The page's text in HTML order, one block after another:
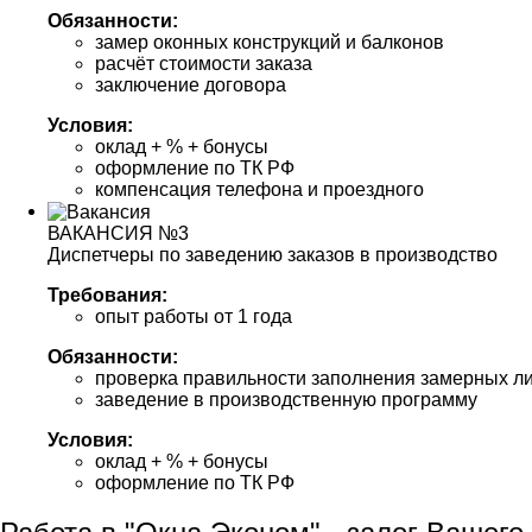
Обязанности:
замер оконных конструкций и балконов
расчёт стоимости заказа
заключение договора
Условия:
оклад + % + бонусы
оформление по ТК РФ
компенсация телефона и проездного
ВАКАНСИЯ №3
Диспетчеры по заведению заказов в производство
Требования:
опыт работы от 1 года
Обязанности:
проверка правильности заполнения замерных
заведение в производственную программу
Условия:
оклад + % + бонусы
оформление по ТК РФ